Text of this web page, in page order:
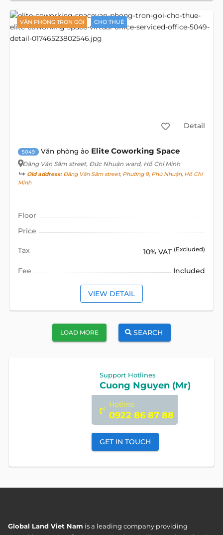
VĂN PHÒNG TRỌN GÓI CHO THUÊ
Detail
5049 Văn phòng ảo Elite Coworking Space
Đặng Văn Sâm street, Đức Nhuận ward, Hồ Chí Minh
Old address:Đặng Văn Sâm street, Phường 9, Phú Nhuận, Hồ Chí
Minh
Floor
Price
Tax 10% VAT (Excluded)
Fee Included
VIEW DETAIL
LOAD MORE SEARCH
Support Hotlines
Cuong Nguyen (Mr)
Hotline
0922 86 87 88
GET IN TOUCH
Global Land Viet Nam is a leading company providing